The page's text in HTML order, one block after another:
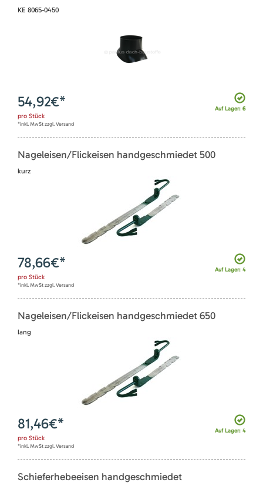
KE 8065-0450
Auf Lager: 6
54,92€*
pro Stück
*inkl. MwSt zzgl. Versand
Nageleisen/Flickeisen handgeschmiedet 500
kurz
Auf Lager: 4
78,66€*
pro Stück
*inkl. MwSt zzgl. Versand
Nageleisen/Flickeisen handgeschmiedet 650
lang
Auf Lager: 4
81,46€*
pro Stück
*inkl. MwSt zzgl. Versand
Schieferhebeeisen handgeschmiedet